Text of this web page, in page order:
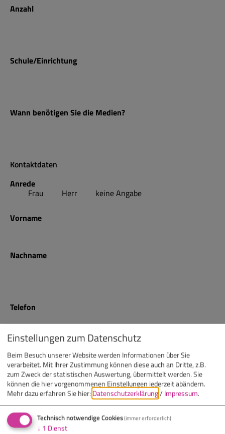
Anzahl
Schule/Einrichtung
Wann benötigen Sie die Medien?
Kontaktdaten
Anrede
Frau Herr keine Angabe
Vorname
Nachname
Telefon
E-Mail
Nachricht(optional)
Einstellungen zum Datenschutz
Beim Besuch unserer Website werden Informationen über Sie
verarbeitet. Mit Ihrer Zustimmung können diese auch an Dritte, z.B.
zum Zweck der statistischen Auswertung, übermittelt werden. Sie
können die hier vorgenommenen Einstellungen jederzeit abändern.
Mehr dazu erfahren Sie hier:Datenschutzerklärung/Impressum.
Technisch notwendige Cookies(immer erforderlich)
↓ 1 Dienst